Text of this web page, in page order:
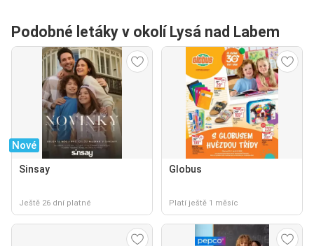
Podobné letáky v okolí Lysá nad Labem
Nové
Sinsay
Ještě 26 dní platné
Globus
Platí ještě 1 měsíc